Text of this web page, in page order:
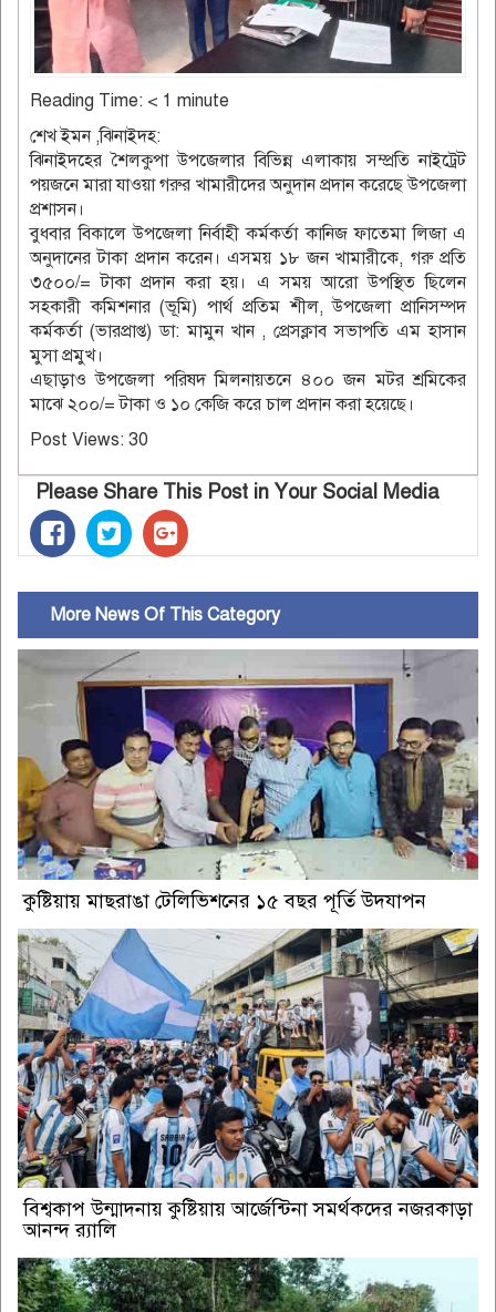
Reading Time: < 1 minute
শেখ ইমন ,ঝিনাইদহ:
ঝিনাইদহের শৈলকুপা উপ‌জেলার বিভিন্ন এলাকায় সম্প্রতি নাই‌ট্রেট
পয়জ‌নে মারা যাওয়া গরুর খামারী‌দের অনুদান প্রদান ক‌রে‌ছে উপ‌জেলা
প্রশাসন।
বুধবার বিকা‌লে উপ‌জেলা নির্বাহী কর্মকর্তা কা‌নিজ ফা‌তেমা লিজা এ
অনুদানের টাকা প্রদান ক‌রেন। এসময় ১৮ জন খামারী‌কে, গরু প্রতি
৩৫০০/= টাকা প্রদান করা হয়। এ সময় আ‌রো উপ‌স্থিত ছি‌লেন
সহকারী ক‌মিশনার (ভূ‌মি) পার্থ প্রতিম শীল, উপ‌জেলা প্রা‌নিসম্পদ
কর্মকর্তা (ভারপ্রাপ্ত) ডা: মামুন খান , প্রেসক্লাব সভাপ‌তি এম হাসান
মুসা প্রমুখ।
এছাড়াও উপ‌জেলা প‌রিষদ মিলনায়ত‌নে ৪০০ জন মটর শ্রমি‌কের
মা‌ঝে ২০০/= টাকা ও ১০ কে‌জি ক‌রে চাল প্রদান করা হ‌য়ে‌ছে।
Post Views: 30
Please Share This Post in Your Social Media
More News Of This Category
কুষ্টিয়ায় মাছরাঙা টেলিভিশনের ১৫ বছর পূর্তি উদযাপন
বিশ্বকাপ উন্মাদনায় কুষ্টিয়ায় আর্জেন্টিনা সমর্থকদের নজরকাড়া
আনন্দ র‌্যালি